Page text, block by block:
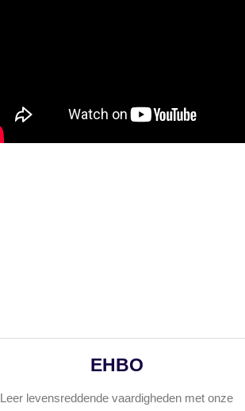
EHBO
Leer levensreddende vaardigheden met onze